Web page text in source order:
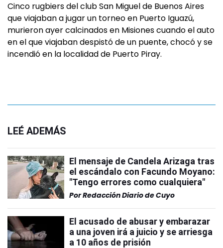
Cinco rugbiers del club San Miguel de Buenos Aires
que viajaban a jugar un torneo en Puerto Iguazú,
murieron ayer calcinados en Misiones cuando el auto
en el que viajaban despistó de un puente, chocó y se
incendió en la localidad de Puerto Piray.
LEÉ ADEMÁS
El mensaje de Candela Arizaga tras
el escándalo con Facundo Moyano:
"Tengo errores como cualquiera"
PorRedacción Diario de Cuyo
El acusado de abusar y embarazar
a una joven irá a juicio y se arriesga
a 10 años de prisión